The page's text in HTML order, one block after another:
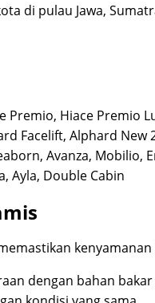
di pulau Jawa,
Hiace Premio
Facelift, Alphard
Avanza, Mobilio,
Ayla, Double Cabin
dengan bahan